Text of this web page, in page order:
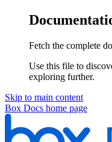
Fetch the complete
Use this file to
exploring further.
Skip to main content
Box Docs home page